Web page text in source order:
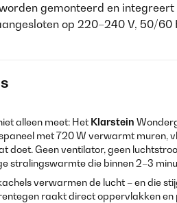
gemonteerd en integreert
op 220–240 V, 50/60
alleen meet: Het Klarstein
met 720 W verwarmt muren,
doet. Geen ventilator, geen
stralingswarmte die binnen 2–3
verwarmen de lucht – en die
raakt direct oppervlakken en